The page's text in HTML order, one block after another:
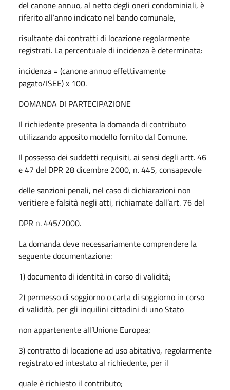
del canone annuo, al netto degli oneri condominiali, è
riferito all’anno indicato nel bando comunale,
risultante dai contratti di locazione regolarmente
registrati. La percentuale di incidenza è determinata:
incidenza = (canone annuo effettivamente
pagato/ISEE) x 100.
DOMANDA DI PARTECIPAZIONE
Il richiedente presenta la domanda di contributo
utilizzando apposito modello fornito dal Comune.
Il possesso dei suddetti requisiti, ai sensi degli artt. 46
e 47 del DPR 28 dicembre 2000, n. 445, consapevole
delle sanzioni penali, nel caso di dichiarazioni non
veritiere e falsità negli atti, richiamate dall’art. 76 del
DPR n. 445/2000.
La domanda deve necessariamente comprendere la
seguente documentazione:
1) documento di identità in corso di validità;
2) permesso di soggiorno o carta di soggiorno in corso
di validità, per gli inquilini cittadini di uno Stato
non appartenente all’Unione Europea;
3) contratto di locazione ad uso abitativo, regolarmente
registrato ed intestato al richiedente, per il
quale è richiesto il contributo;